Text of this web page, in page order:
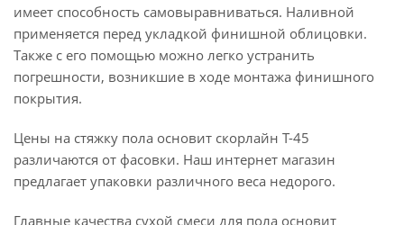
имеет способность самовыравниваться. Наливной
применяется перед укладкой финишной облицовки.
Также с его помощью можно легко устранить
погрешности, возникшие в ходе монтажа финишного
покрытия.
Цены на стяжку пола основит скорлайн Т-45
различаются от фасовки. Наш интернет магазин
предлагает упаковки различного веса недорого.
Главные качества сухой смеси для пола основит